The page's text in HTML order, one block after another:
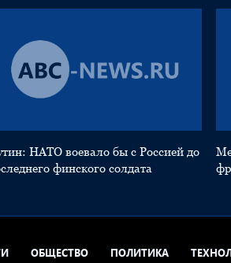
НАТО воевало бы с Россией до
финского солдата
ОБЩЕСТВО ПОЛИТИКА